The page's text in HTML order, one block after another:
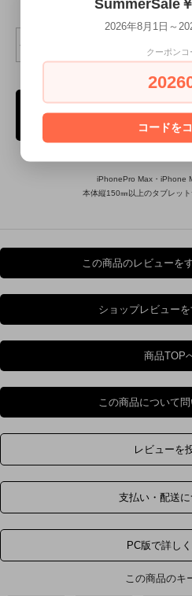
ご購入
iPhonePro Max・iPhone
本体縦150㎜以上のタブレッ
この商品のレビューを
ショップレビュー
商品TOP
この商品について
レビューを
支払い・配送
PC版で詳し
この商品のキ
SummerSale
2026年8月1日～
クーポンコ
コードを